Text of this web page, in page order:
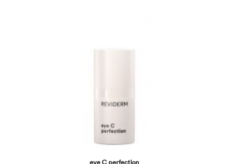
eye C perfection